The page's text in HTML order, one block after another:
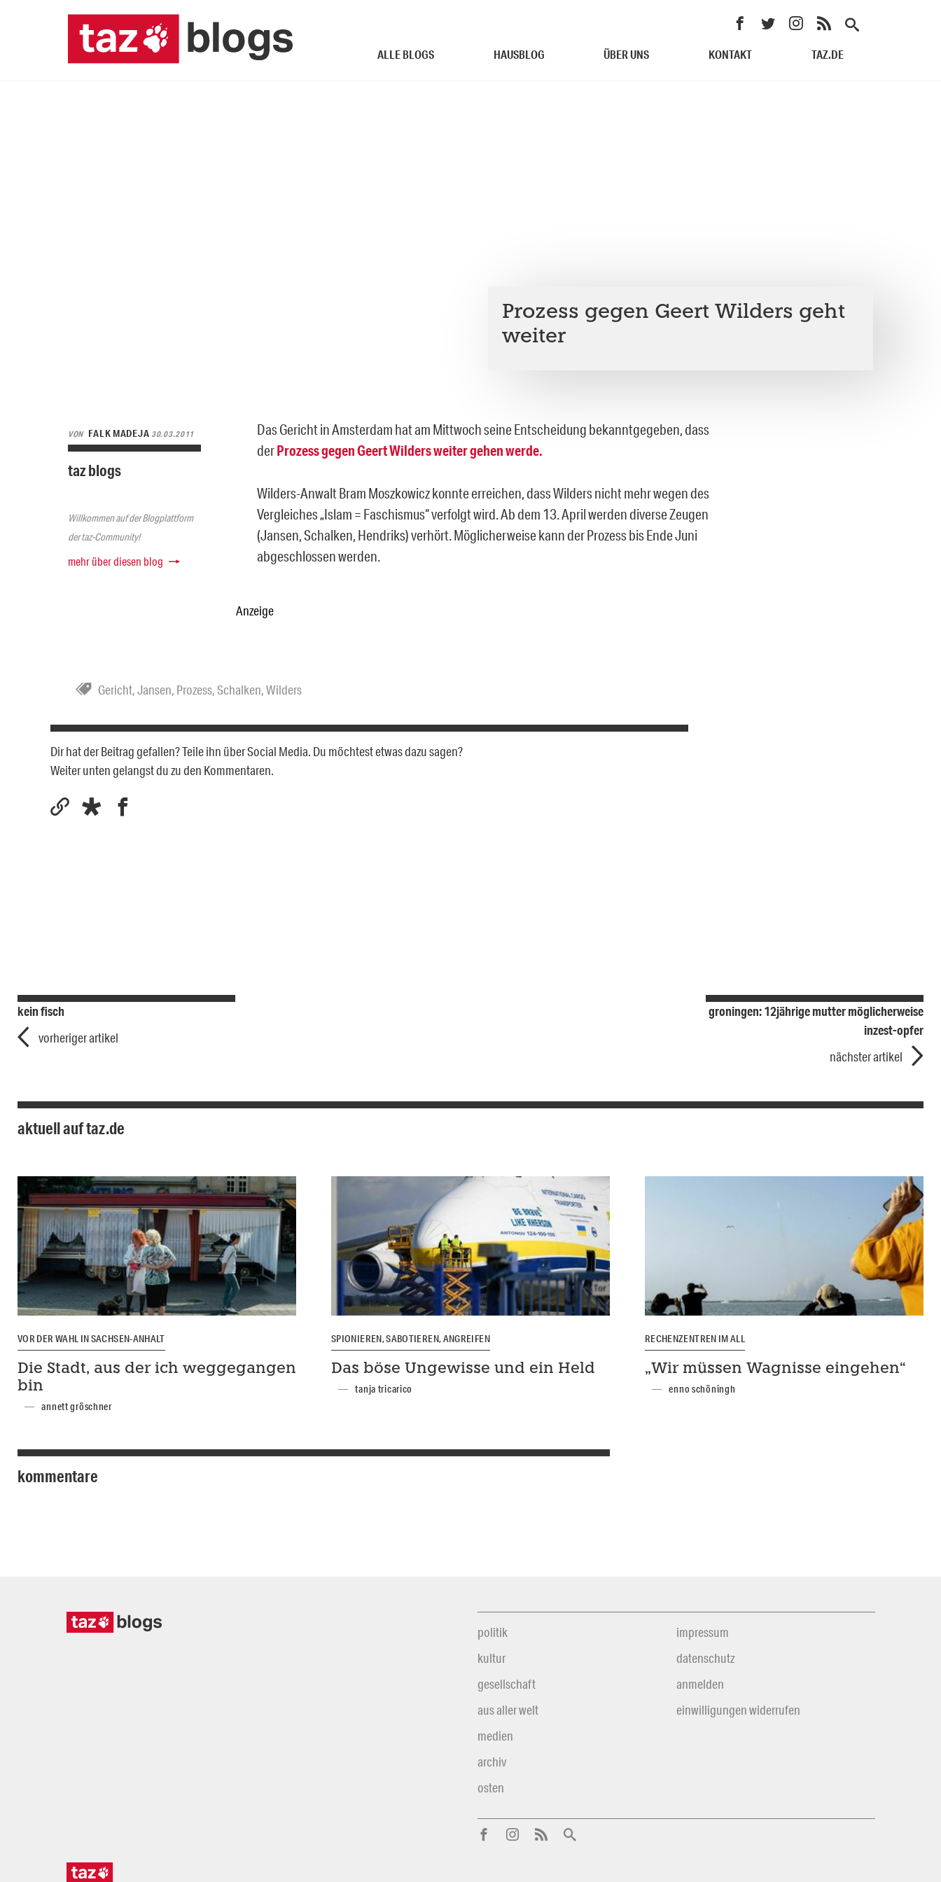
ALLE BLOGS HAUSBLOG ÜBER UNS KONTAKT TAZ.DE
Prozess gegen Geert Wilders geht
weiter
VON FALK MADEJA 30.03.2011
taz blogs
Willkommen auf der Blogplattform
der taz-Community!
mehr über diesen blog
Das Gericht in Amsterdam hat am Mittwoch seine Entscheidung bekanntgegeben, dass
derProzess gegen Geert Wilders weiter gehen werde.
Wilders-Anwalt Bram Moszkowicz konnte erreichen, dass Wilders nicht mehr wegen des
Vergleiches „Islam = Faschismus“ verfolgt wird. Ab dem 13. April werden diverse Zeugen
(Jansen, Schalken, Hendriks) verhört. Möglicherweise kann der Prozess bis Ende Juni
abgeschlossen werden.
Anzeige
Gericht,Jansen, Prozess,Schalken,Wilders
Dir hat der Beitrag gefallen? Teile ihn über Social Media. Du möchtest etwas dazu sagen?
Weiter unten gelangst du zu den Kommentaren.
kein fisch
vorheriger artikel
groningen: 12jährige mutter möglicherweise
inzest-opfer
nächster artikel
aktuell auf taz.de
VOR DER WAHL IN SACHSEN-ANHALT
Die Stadt, aus der ich weggegangen
bin
annett gröschner
SPIONIEREN, SABOTIEREN, ANGREIFEN
Das böse Ungewisse und ein Held
tanja tricarico
RECHENZENTREN IM ALL
„Wir müssen Wagnisse eingehen“
enno schöningh
kommentare
politik
kultur
gesellschaft
aus aller welt
medien
archiv
osten
impressum
datenschutz
anmelden
einwilligungen widerrufen